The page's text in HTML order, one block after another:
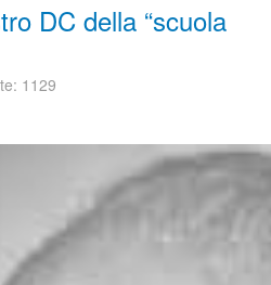
DC della “scuola
1129